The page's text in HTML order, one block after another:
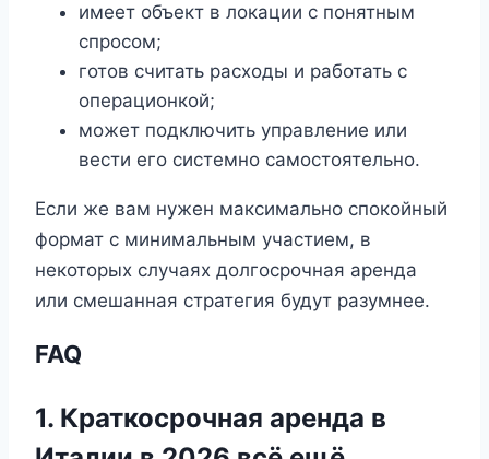
имеет объект в локации с понятным
спросом;
готов считать расходы и работать с
операционкой;
может подключить управление или
вести его системно самостоятельно.
Если же вам нужен максимально спокойный
формат с минимальным участием, в
некоторых случаях долгосрочная аренда
или смешанная стратегия будут разумнее.
FAQ
1. Краткосрочная аренда в